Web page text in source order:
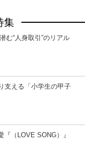
集
む“人身取引”のリアル
支える「小学生の甲子
（LOVE SONG）』